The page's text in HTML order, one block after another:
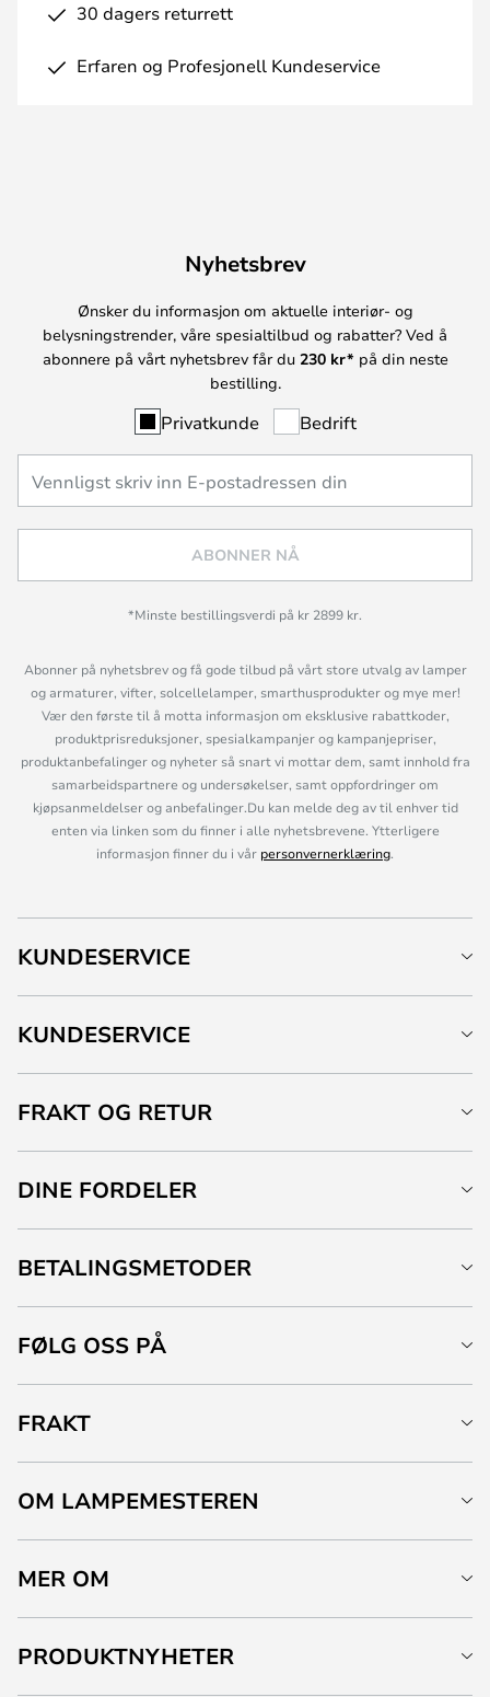
30 dagers returrett
Erfaren og Profesjonell Kundeservice
Nyhetsbrev
Ønsker du informasjon om aktuelle interiør- og
belysningstrender, våre spesialtilbud og rabatter? Ved å
abonnere på vårt nyhetsbrev får du 230 kr* på din neste
bestilling.
Privatkunde Bedrift
ABONNER NÅ
*Minste bestillingsverdi på kr 2899 kr.
Abonner på nyhetsbrev og få gode tilbud på vårt store utvalg av lamper
og armaturer, vifter, solcellelamper, smarthusprodukter og mye mer!
Vær den første til å motta informasjon om eksklusive rabattkoder,
produktprisreduksjoner, spesialkampanjer og kampanjepriser,
produktanbefalinger og nyheter så snart vi mottar dem, samt innhold fra
samarbeidspartnere og undersøkelser, samt oppfordringer om
kjøpsanmeldelser og anbefalinger.Du kan melde deg av til enhver tid
enten via linken som du finner i alle nyhetsbrevene. Ytterligere
informasjon finner du i vår personvernerklæring.
KUNDESERVICE
KUNDESERVICE
FRAKT OG RETUR
DINE FORDELER
BETALINGSMETODER
FØLG OSS PÅ
FRAKT
OM LAMPEMESTEREN
MER OM
PRODUKTNYHETER